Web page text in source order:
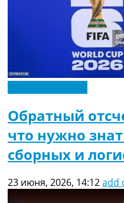
Обратный
что нужно
сборных и
23 июня, 2026, 14:12add